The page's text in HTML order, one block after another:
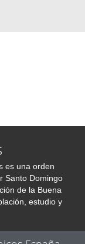
es una orden
Santo Domingo
de la Buena
estudio y